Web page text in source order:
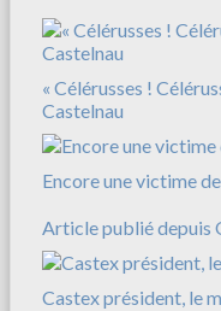
« Célérusses !
Castelnau
Encore une victime
Article publié depuis
Castex président, le